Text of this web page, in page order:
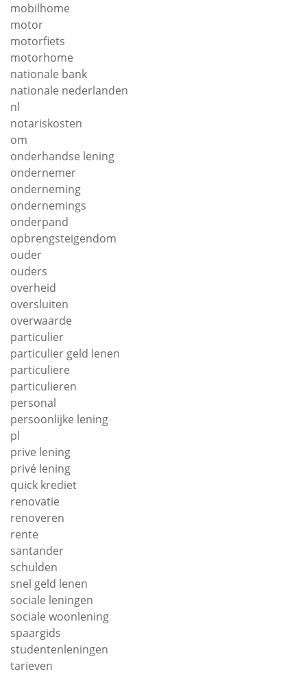
mobilhome
motor
motorfiets
motorhome
nationale bank
nationale nederlanden
nl
notariskosten
om
onderhandse lening
ondernemer
onderneming
ondernemings
onderpand
opbrengsteigendom
ouder
ouders
overheid
oversluiten
overwaarde
particulier
particulier geld lenen
particuliere
particulieren
personal
persoonlijke lening
pl
prive lening
privé lening
quick krediet
renovatie
renoveren
rente
santander
schulden
snel geld lenen
sociale leningen
sociale woonlening
spaargids
studentenleningen
tarieven